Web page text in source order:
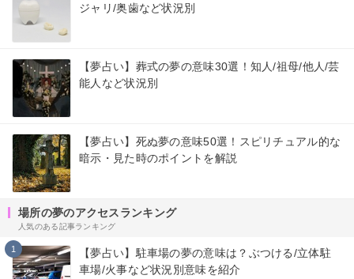
ジャリ/奥歯など状況別
【夢占い】葬式の夢の意味30選！知人/祖母/他人/芸
能人など状況別
【夢占い】死ぬ夢の意味50選！スピリチュアル的な
暗示・見た時のポイントを解説
場所の夢のアクセスランキング
人気のある記事ランキング
1
【夢占い】駐車場の夢の意味は？ぶつける/立体駐
車場/火事など状況別意味を紹介